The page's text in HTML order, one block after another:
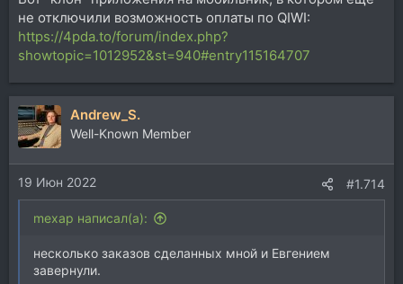
не отключили возможность оплаты по QIWI:
https://4pda.to/forum/index.php?
showtopic=1012952&st=940#entry115164707
Andrew_S.
Well-Known Member
19 Июн 2022 #1.714
mexap написал(а):
несколько заказов сделанных мной и Евгением
завернули.